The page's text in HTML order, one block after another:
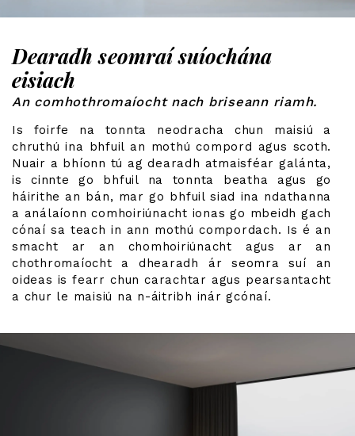
Dearadh seomraí suíochána
eisiach
An comhothromaíocht nach briseann riamh.
Is foirfe na tonnta neodracha chun maisiú a
chruthú ina bhfuil an mothú compord agus scoth.
Nuair a bhíonn tú ag dearadh atmaisféar galánta,
is cinnte go bhfuil na tonnta beatha agus go
háirithe an bán, mar go bhfuil siad ina ndathanna
a análaíonn comhoiriúnacht ionas go mbeidh gach
cónaí sa teach in ann mothú compordach. Is é an
smacht ar an chomhoiriúnacht agus ar an
chothromaíocht a dhearadh ár seomra suí an
oideas is fearr chun carachtar agus pearsantacht
a chur le maisiú na n-áitribh inár gcónaí.